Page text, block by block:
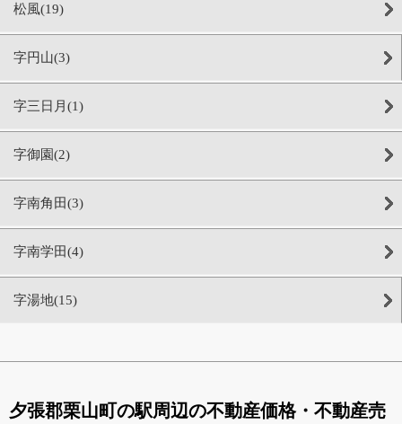
松風(19)
字円山(3)
字三日月(1)
字御園(2)
字南角田(3)
字南学田(4)
字湯地(15)
夕張郡栗山町の駅周辺の不動産価格・不動産売